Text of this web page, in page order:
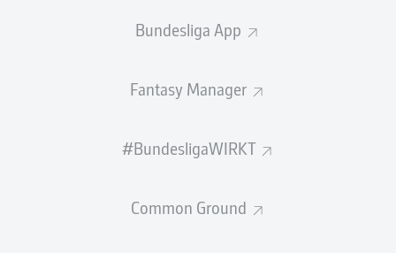
Bundesliga App
Fantasy Manager
#BundesligaWIRKT
Common Ground
Sprints
Speed (km/h)